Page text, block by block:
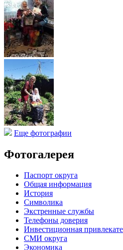
Еще фотографии
Фотогалерея
Паспорт округа
Общая информация
История
Символика
Экстренные службы
Телефоны доверия
Инвестиционная
СМИ округа
Экономика